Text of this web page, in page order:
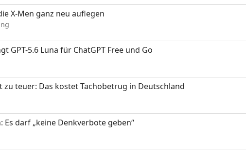
X-Men ganz neu auflegen
GPT-5.6 Luna für ChatGPT Free und Go
zu teuer: Das kostet Tachobetrug in Deutschland
Es darf „keine Denkverbote geben“